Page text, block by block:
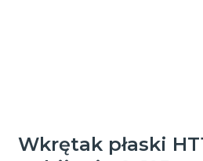
Wkrętak płaski